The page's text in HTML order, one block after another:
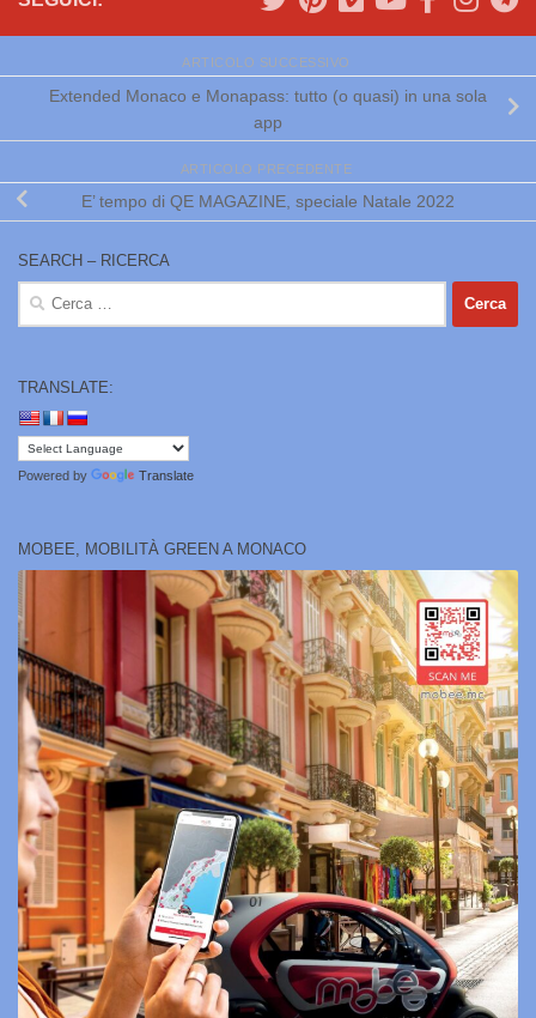
ARTICOLO SUCCESSIVO
Extended Monaco e Monapass: tutto (o quasi) in una sola
app
ARTICOLO PRECEDENTE
E’ tempo di QE MAGAZINE, speciale Natale 2022
SEARCH – RICERCA
Ricerca
TRANSLATE:
Powered by Translate
MOBEE, MOBILITÀ GREEN A MONACO